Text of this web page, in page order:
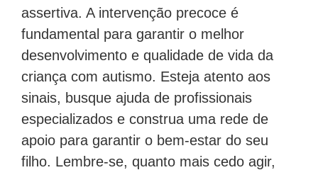
assertiva. A intervenção precoce é
fundamental para garantir o melhor
desenvolvimento e qualidade de vida da
criança com autismo. Esteja atento aos
sinais, busque ajuda de profissionais
especializados e construa uma rede de
apoio para garantir o bem-estar do seu
filho. Lembre-se, quanto mais cedo agir,